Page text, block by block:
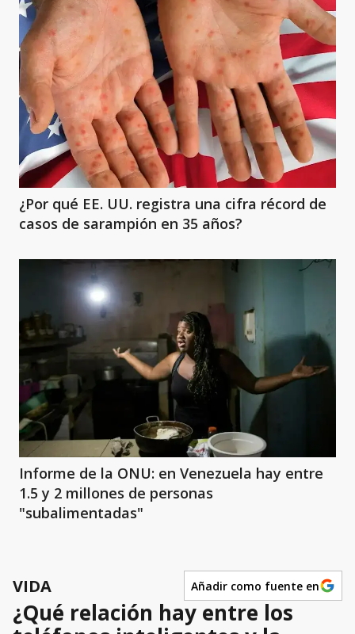
¿Por qué EE. UU. registra una cifra récord de
casos de sarampión en 35 años?
Informe de la ONU: en Venezuela hay entre
1.5 y 2 millones de personas
"subalimentadas"
VIDA Añadir como fuente en
¿Qué relación hay entre los